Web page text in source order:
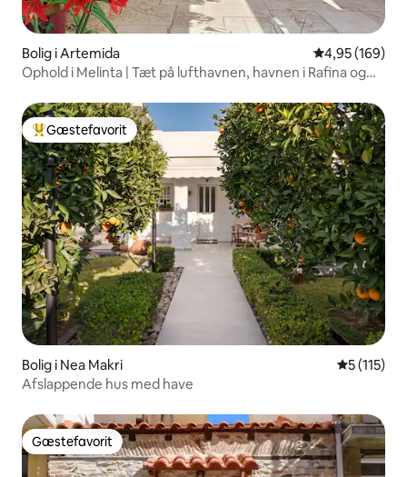
Bolig i Artemida 4,95 ud af 5 i
4,95 (169)
Ophold i Melinta | Tæt på lufthavnen, havnen i Rafina og
Bedste gæstefavorit
Gæstefavorit
Bolig i Nea Makri 5 ud af 5 i
5 (115)
Afslappende hus med have
Gæstefavorit
Gæstefavorit